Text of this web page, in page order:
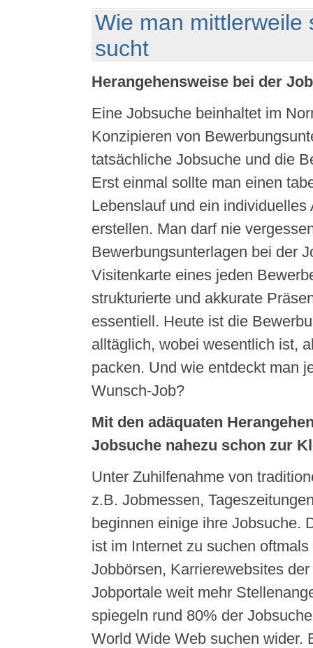
Wie man mittlerweile
sucht
Herangehensweise bei der
Eine Jobsuche beinhaltet im
Konzipieren von
tatsächliche Jobsuche und die
Erst einmal sollte man einen
Lebenslauf und ein individuelles
erstellen. Man darf nie
Bewerbungsunterlagen bei der
Visitenkarte eines jeden
strukturierte und akkurate
essentiell. Heute ist die
alltäglich, wobei wesentlich ist,
packen. Und wie entdeckt man
Wunsch-Job?
Mit den adäquaten
Jobsuche nahezu schon zur
Unter Zuhilfenahme von
z.B. Jobmessen,
beginnen einige ihre Jobsuche.
ist im Internet zu suchen
Jobbörsen, Karrierewebsites
Jobportale weit mehr
spiegeln rund 80% der
World Wide Web suchen wider.